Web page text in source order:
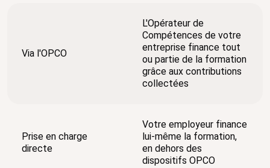
Via l'OPCO
L'Opérateur de
Compétences de votre
entreprise finance tout
ou partie de la formation
grâce aux contributions
collectées
Prise en charge
directe
Votre employeur finance
lui-même la formation,
en dehors des
dispositifs OPCO